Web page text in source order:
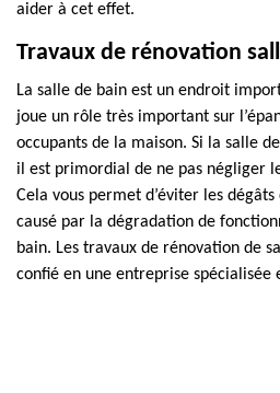
aider à cet effet.
Travaux de rénovation
La salle de bain est un endroit
joue un rôle très important sur
occupants de la maison. Si la salle
il est primordial de ne pas négliger
Cela vous permet d’éviter les
causé par la dégradation de
bain. Les travaux de rénovation de
confié en une entreprise spécialisée